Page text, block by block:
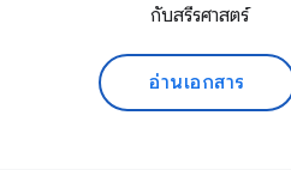
กับสรีรศาสตร์
อ่านเอกสาร